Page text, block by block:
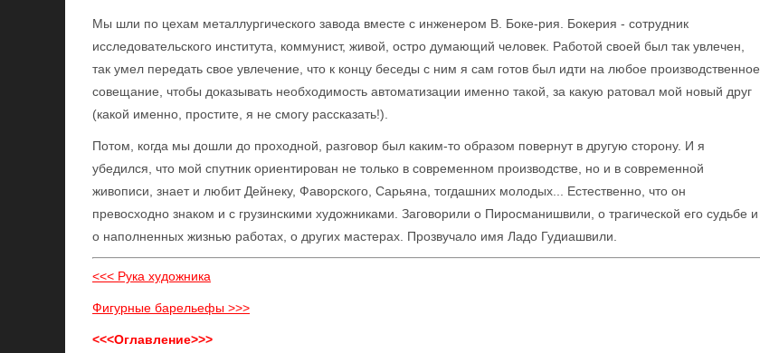
Мы шли по цехам металлургического завода вместе с инженером В. Боке-рия. Бокерия - сотрудник
исследовательского института, коммунист, живой, остро думающий человек. Работой своей был так увлечен,
так умел передать свое увлечение, что к концу беседы с ним я сам готов был идти на любое производственное
совещание, чтобы доказывать необходимость автоматизации именно такой, за какую ратовал мой новый друг
(какой именно, простите, я не смогу рассказать!).
Потом, когда мы дошли до проходной, разговор был каким-то образом повернут в другую сторону. И я
убедился, что мой спутник ориентирован не только в современном производстве, но и в современной
живописи, знает и любит Дейнеку, Фаворского, Сарьяна, тогдашних молодых... Естественно, что он
превосходно знаком и с грузинскими художниками. Заговорили о Пиросманишвили, о трагической его судьбе и
о наполненных жизнью работах, о других мастерах. Прозвучало имя Ладо Гудиашвили.
<<< Рука художника
Фигурные барельефы >>>
<<<Оглавление>>>